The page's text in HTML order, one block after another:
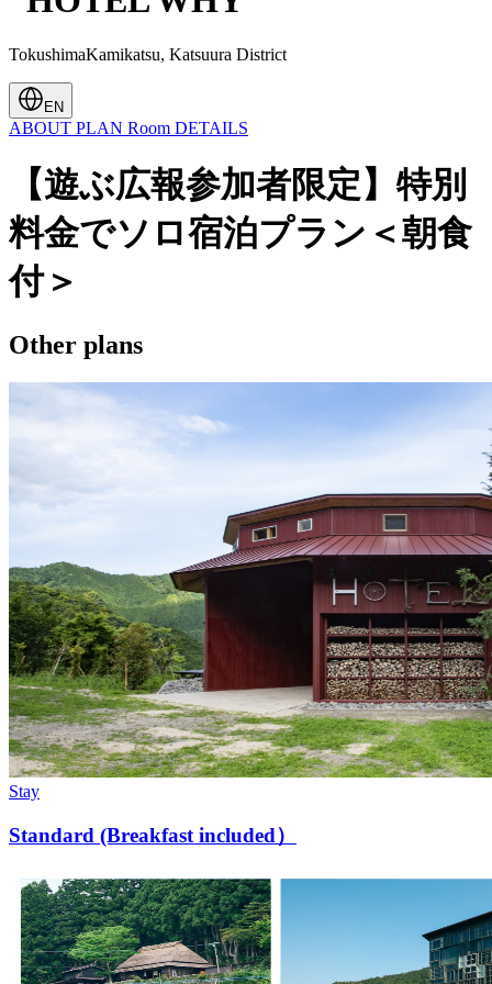
TokushimaKamikatsu, Katsuura District
EN
ABOUT PLAN Room DETAILS
【遊ぶ広報参加者限定】特別
料金でソロ宿泊プラン＜朝食
付＞
Other plans
Stay
Standard (Breakfast included）